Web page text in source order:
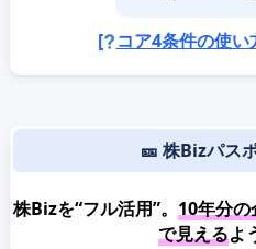
[ コア4条件の使
🎫 株Bizパス
株Bizを“フル活用”。 10年分
で見えるよ